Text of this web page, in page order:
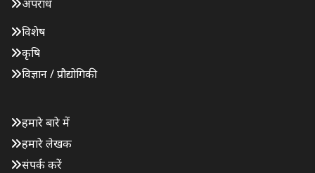
अपराध
विशेष
कृषि
विज्ञान / प्रौद्योगिकी
हमारे बारे में
हमारे लेखक
संपर्क करें